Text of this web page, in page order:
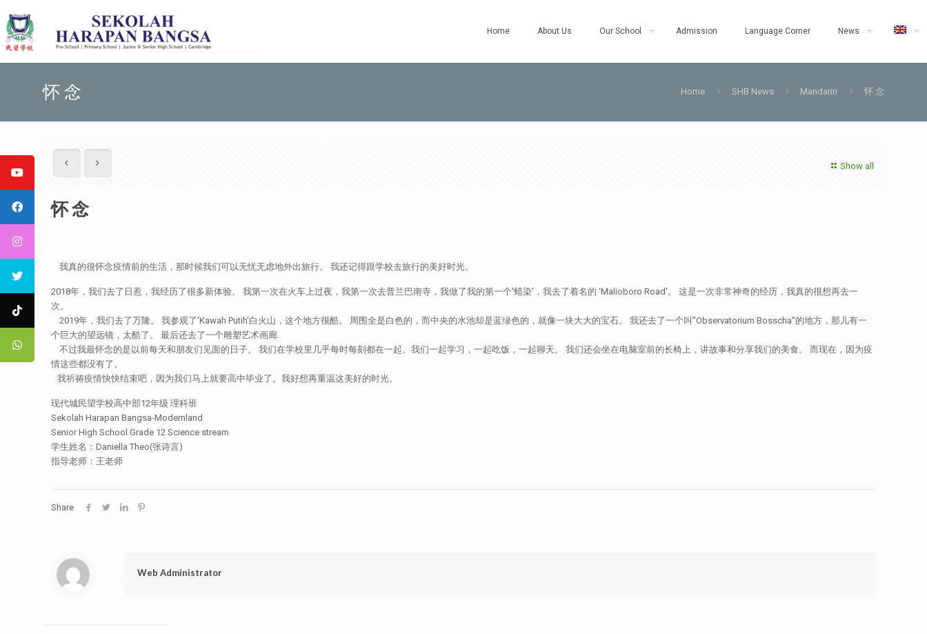
Home About Us Our School Admission Language Corner News
怀 念 Home SHB News Mandarin 怀 念
Show all
怀 念
我真的很怀念疫情前的生活，那时候我们可以无忧无虑地外出旅行。 我还记得跟学校去旅行的美好时光。
2018年，我们去了日惹，我经历了很多新体验。 我第一次在火车上过夜，我第一次去普兰巴南寺，我做了我的第一个'蜡染'，我去了着名的 ‘Malioboro Road'。 这是一次非常神奇的经历，我真的很想再去一
次。
2019年，我们去了万隆。 我参观了'Kawah Putih'白火山，这个地方很酷。 周围全是白色的，而中央的水池却是蓝绿色的，就像一块大大的宝石。 我还去了一个叫”Observatorium Bosscha”的地方，那儿有一
个巨大的望远镜，太酷了。 最后还去了一个雕塑艺术画廊.
不过我最怀念的是以前每天和朋友们见面的日子。 我们在学校里几乎每时每刻都在一起。我们一起学习，一起吃饭，一起聊天。 我们还会坐在电脑室前的长椅上，讲故事和分享我们的美食。 而现在，因为疫
情这些都没有了。
我祈祷疫情快快结束吧，因为我们马上就要高中毕业了。我好想再重温这美好的时光。
现代城民望学校高中部12年级 理科班
Sekolah Harapan Bangsa-Modernland
Senior High School Grade 12 Science stream
学生姓名：Daniella Theo(张诗言)
指导老师：王老师
Share
Web Administrator